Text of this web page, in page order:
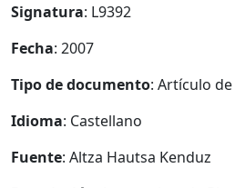
Signatura: L9392
Fecha: 2007
Tipo de documento: Artículo
Idioma: Castellano
Fuente: Altza Hautsa Kenduz